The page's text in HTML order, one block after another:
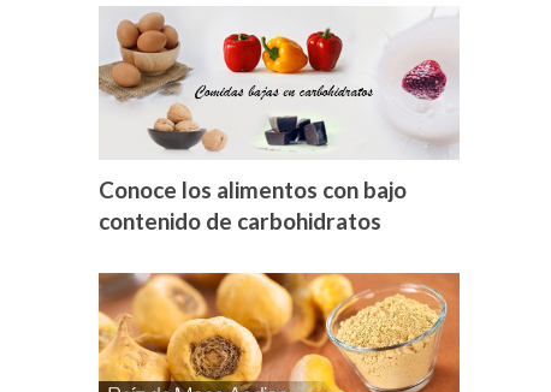
Conoce los alimentos con bajo
contenido de carbohidratos